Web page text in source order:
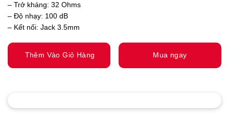
– Trở kháng: 32 Ohms
– Độ nhạy: 100 dB
– Kết nối: Jack 3.5mm
Thêm Vào Giỏ Hàng Mua ngay